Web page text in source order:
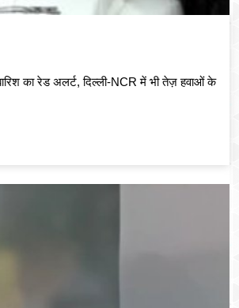
का रेड अलर्ट, दिल्ली-NCR में भी तेज़ हवाओं के